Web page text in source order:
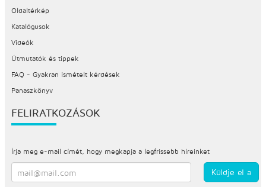
Oldaltérkép
Katalógusok
Videók
Útmutatók és tippek
FAQ - Gyakran ismételt kérdések
Panaszkönyv
FELIRATKOZÁSOK
Írja meg e-mail címét, hogy megkapja a legfrissebb híreinket